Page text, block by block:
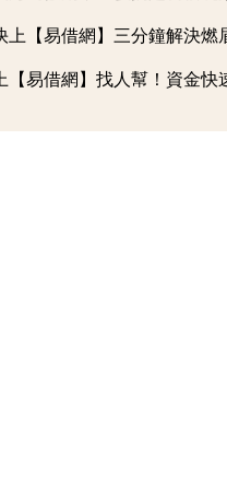
上【易借網】三分鐘解決燃
【易借網】找人幫！資金快